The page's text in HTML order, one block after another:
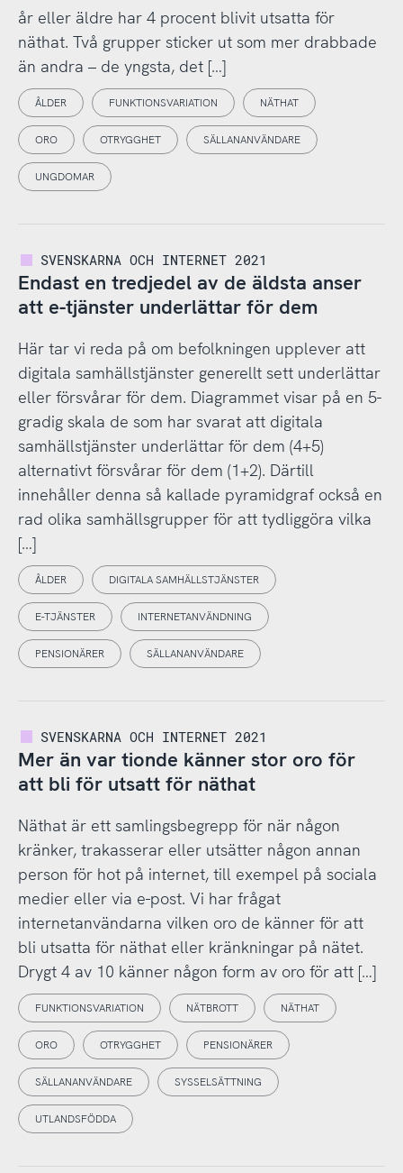
år eller äldre har 4 procent blivit utsatta för
näthat. Två grupper sticker ut som mer drabbade
än andra – de yngsta, det […]
ÅLDER FUNKTIONSVARIATION NÄTHAT
ORO OTRYGGHET SÄLLANANVÄNDARE
UNGDOMAR
SVENSKARNA OCH INTERNET 2021
Endast en tredjedel av de äldsta anser
att e-tjänster underlättar för dem
Här tar vi reda på om befolkningen upplever att
digitala samhällstjänster generellt sett underlättar
eller försvårar för dem. Diagrammet visar på en 5-
gradig skala de som har svarat att digitala
samhällstjänster underlättar för dem (4+5)
alternativt försvårar för dem (1+2). Därtill
innehåller denna så kallade pyramidgraf också en
rad olika samhällsgrupper för att tydliggöra vilka
[…]
ÅLDER DIGITALA SAMHÄLLSTJÄNSTER
E-TJÄNSTER INTERNETANVÄNDNING
PENSIONÄRER SÄLLANANVÄNDARE
SVENSKARNA OCH INTERNET 2021
Mer än var tionde känner stor oro för
att bli för utsatt för näthat
Näthat är ett samlingsbegrepp för när någon
kränker, trakasserar eller utsätter någon annan
person för hot på internet, till exempel på sociala
medier eller via e-post. Vi har frågat
internetanvändarna vilken oro de känner för att
bli utsatta för näthat eller kränkningar på nätet.
Drygt 4 av 10 känner någon form av oro för att […]
FUNKTIONSVARIATION NÄTBROTT NÄTHAT
ORO OTRYGGHET PENSIONÄRER
SÄLLANANVÄNDARE SYSSELSÄTTNING
UTLANDSFÖDDA